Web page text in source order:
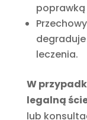
leczenia.
W
legalną
lub